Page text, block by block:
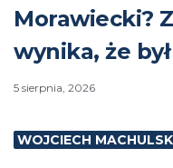
Morawiecki?
wynika, że
5 sierpnia, 2026
WOJCIECH